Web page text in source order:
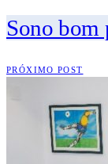
Sono bom
PRÓXIMO POST